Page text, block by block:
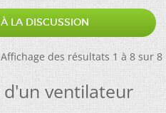
LA DISCUSSION
Affichage des résultats 1 à 8 sur 8
ventilateur